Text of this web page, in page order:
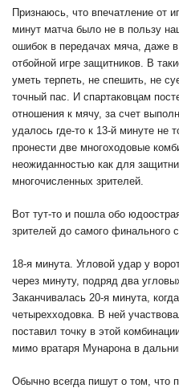
Признаюсь, что впечатление от
минут матча было не в пользу
ошибок в передачах мяча, даже
отбойной игре защитников. В
уметь терпеть, не спешить, не
точный пас. И спартаковцам
отношения к мячу, за счет
удалось где-то к 13-й минуте не
пронести две многоходовые
неожиданностью как для
многочисленных зрителей.
Вот тут-то и пошла обо
зрителей до самого финального
18-я минута. Угловой удар у
через минуту, подряд два
Заканчивалась 20-я минута,
четырехходовка. В ней
поставил точку в этой
мимо вратаря Мунарона в
Обычно всегда пишут о том, что